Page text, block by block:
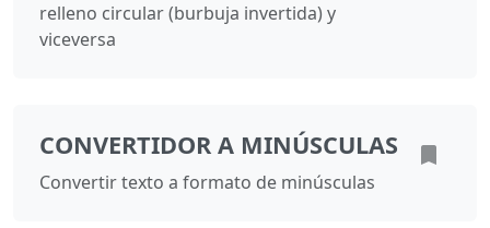
relleno circular (burbuja invertida) y
viceversa
CONVERTIDOR A MINÚSCULAS
Convertir texto a formato de minúsculas